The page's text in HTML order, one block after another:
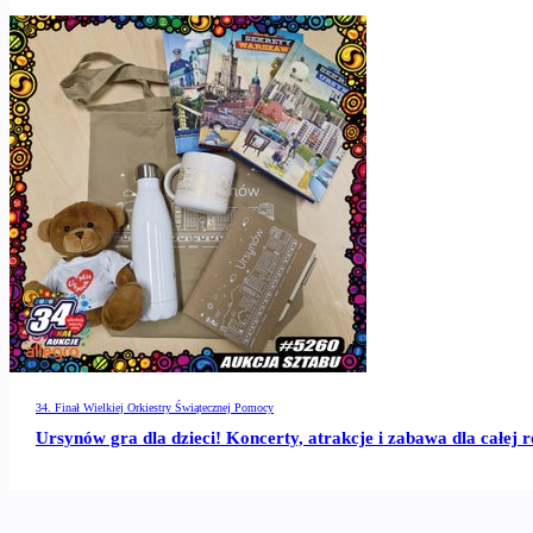
34. Finał Wielkiej Orkiestry Świątecznej Pomocy
Ursynów gra dla dzieci! Koncerty, atrakcje i zabawa dla całej